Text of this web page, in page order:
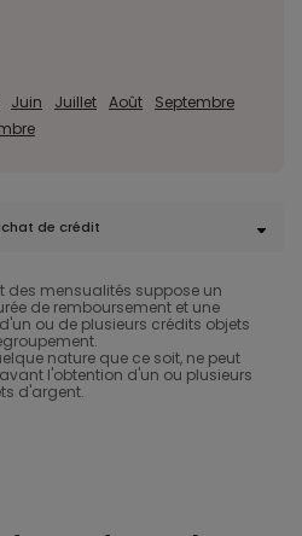
Juin Juillet Août
Septembre
de crédit
des mensualités suppose un
de remboursement et une
ou de plusieurs crédits objets
nature que ce soit, ne peut
l'obtention d'un ou plusieurs
d'argent.